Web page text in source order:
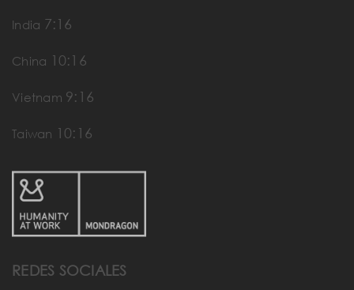
India 7:16
China 10:16
Vietnam 9:16
Taiwan 10:16
REDES SOCIALES